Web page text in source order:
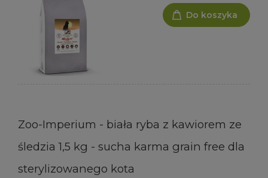
Do koszyka
Zoo-Imperium - biała ryba z kawiorem ze
śledzia 1,5 kg - sucha karma grain free dla
sterylizowanego kota